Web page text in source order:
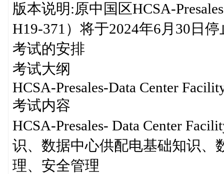
版本说明:原中国区HCSA-
H19-371）将于2024年6月30日
考试的安排
考试大纲
HCSA-Presales-Data Center
考试内容
HCSA-Presales- Data Center
识、数据中心供配电基础知识、
理、安全管理